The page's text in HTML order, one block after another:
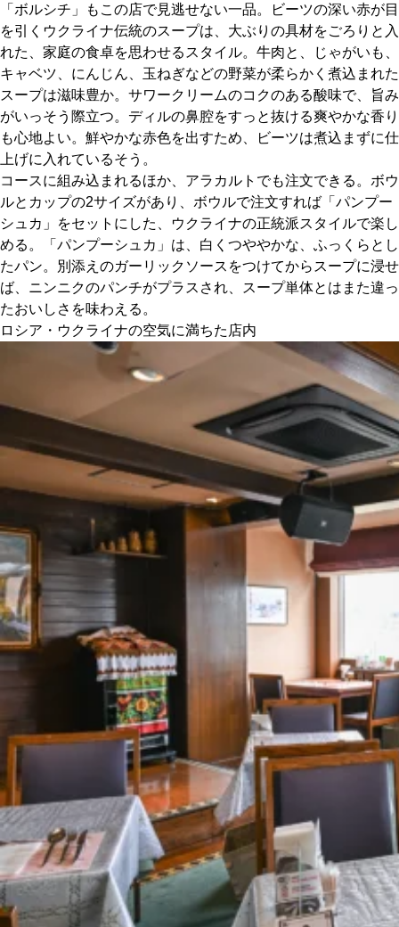
「ボルシチ」もこの店で見逃せない一品。ビーツの深い赤が目
を引くウクライナ伝統のスープは、大ぶりの具材をごろりと入
れた、家庭の食卓を思わせるスタイル。牛肉と、じゃがいも、
キャベツ、にんじん、玉ねぎなどの野菜が柔らかく煮込まれた
スープは滋味豊か。サワークリームのコクのある酸味で、旨み
がいっそう際立つ。ディルの鼻腔をすっと抜ける爽やかな香り
も心地よい。鮮やかな赤色を出すため、ビーツは煮込まずに仕
上げに入れているそう。
コースに組み込まれるほか、アラカルトでも注文できる。ボウ
ルとカップの2サイズがあり、ボウルで注文すれば「パンプー
シュカ」をセットにした、ウクライナの正統派スタイルで楽し
める。「パンプーシュカ」は、白くつややかな、ふっくらとし
たパン。別添えのガーリックソースをつけてからスープに浸せ
ば、ニンニクのパンチがプラスされ、スープ単体とはまた違っ
たおいしさを味わえる。
ロシア・ウクライナの空気に満ちた店内